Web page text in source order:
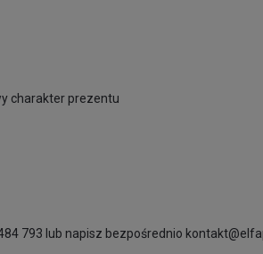
charakter prezentu
793 lub napisz bezpośrednio